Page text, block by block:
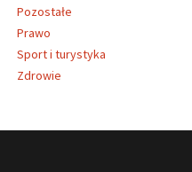
Pozostałe
Prawo
Sport i turystyka
Zdrowie